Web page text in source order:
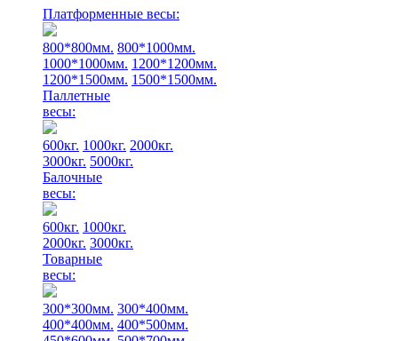
Платформенные весы:
800*800мм. 800*1000мм.
1000*1000мм. 1200*1200мм.
1200*1500мм. 1500*1500мм.
Паллетные
весы:
600кг. 1000кг. 2000кг.
3000кг. 5000кг.
Балочные
весы:
600кг. 1000кг.
2000кг. 3000кг.
Товарные
весы:
300*300мм. 300*400мм.
400*400мм. 400*500мм.